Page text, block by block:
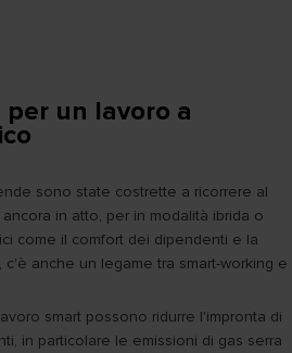
un lavoro a
sono state costrette a ricorrere al
in atto, per in modalità ibrida o
come il comfort dei dipendenti e la
anche un legame tra smart-working e
smart possono ridurre l'impronta di
in particolare le emissioni di gas serra